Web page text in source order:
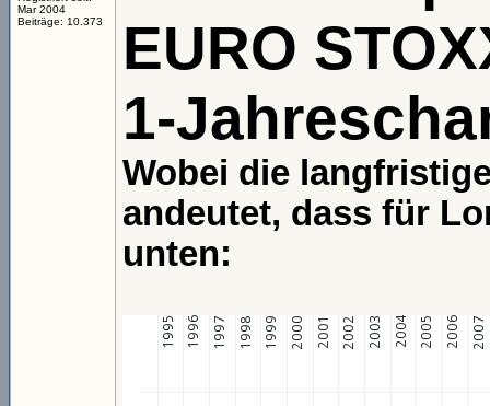
Mar 2004
Beiträge: 10.373
EURO
1-
Wobei die
andeutet, dass für
unten: